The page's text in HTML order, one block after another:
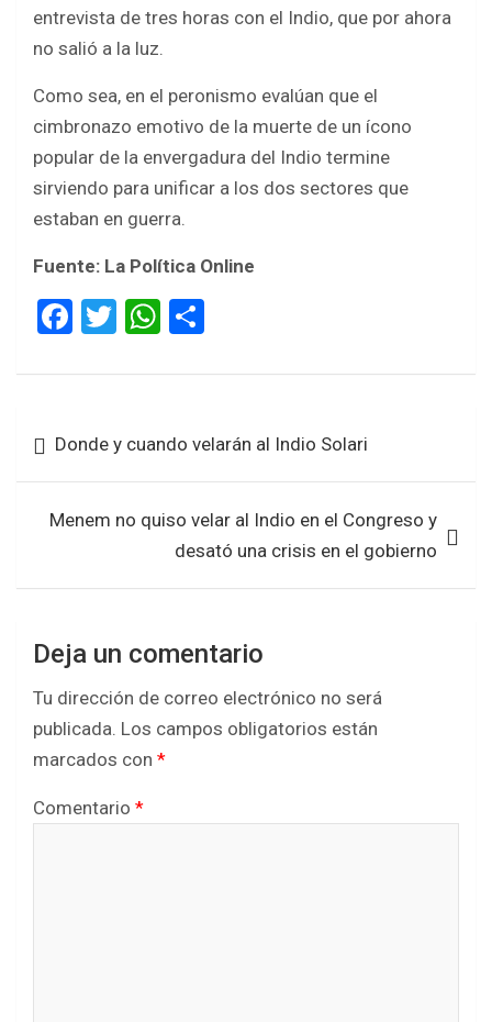
entrevista de tres horas con el Indio, que por ahora
no salió a la luz.
Como sea, en el peronismo evalúan que el
cimbronazo emotivo de la muerte de un ícono
popular de la envergadura del Indio termine
sirviendo para unificar a los dos sectores que
estaban en guerra.
Fuente: La Política Online
F
ce
o
o
k
T
tt
W
at
A
p
p
ar
de
entradas
Donde y cuando velarán al Indio Solari
Menem no quiso velar al Indio en el Congreso y
desató una crisis en el gobierno
Deja un comentario
Tu dirección de correo electrónico no será
publicada. Los campos obligatorios están
marcados con *
Comentario *